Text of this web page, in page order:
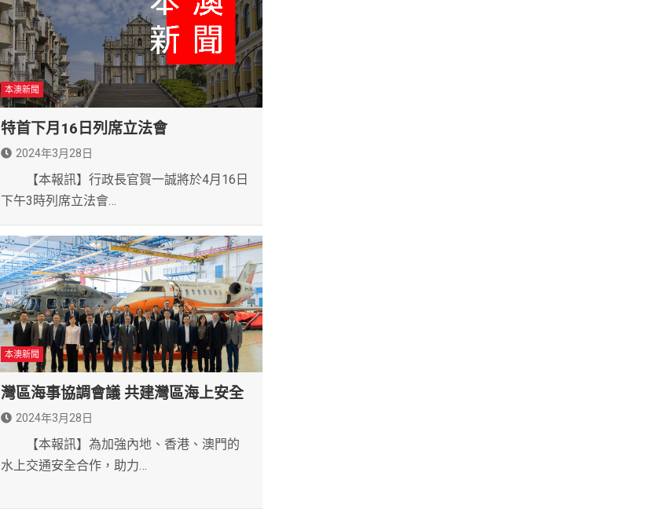
本澳新聞
特首下月16日列席立法會
2024年3月28日
【本報訊】行政長官賀一誠將於4月16日
下午3時列席立法會…
本澳新聞
灣區海事協調會議 共建灣區海上安全
2024年3月28日
【本報訊】為加強內地、香港、澳門的
水上交通安全合作，助力…